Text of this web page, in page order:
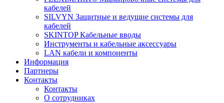
кабелей
SILVYN Защитные и ведущие системы для
кабелей
SKINTOP Кабельные вводы
Инструменты и кабельные аксессуары
LAN кабели и компоненты
Информация
Партнеры
Контакты
Контакты
О сотрудниках